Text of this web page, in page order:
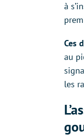
à
Ces
au
les